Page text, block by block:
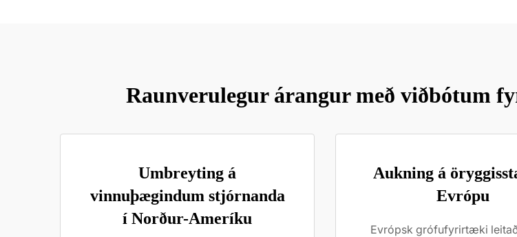
Raunverulegur árangur með viðbótum
Umbreyting á
vinnuþægindum stjórnanda
í Norður-Ameríku
Aukning á
Evrópu
Evrópsk grófufyrirtæki